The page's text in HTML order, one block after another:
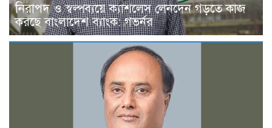
নিরাপদ ও স্বল্পব্যয়ে ক্যাশলেস লেনদেন গড়তে কাজ
করছে বাংলাদেশ ব্যাংক: গভর্নর